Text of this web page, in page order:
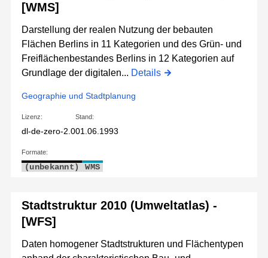
[WMS]
Darstellung der realen Nutzung der bebauten
Flächen Berlins in 11 Kategorien und des Grün- und
Freiflächenbestandes Berlins in 12 Kategorien auf
Grundlage der digitalen... Details
Geographie und Stadtplanung
Lizenz:
dl-de-zero-2.0
Stand:
01.06.1993
Formate:
(unbekannt) WMS
Stadtstruktur 2010 (Umweltatlas) -
[WFS]
Daten homogener Stadtstrukturen und Flächentypen